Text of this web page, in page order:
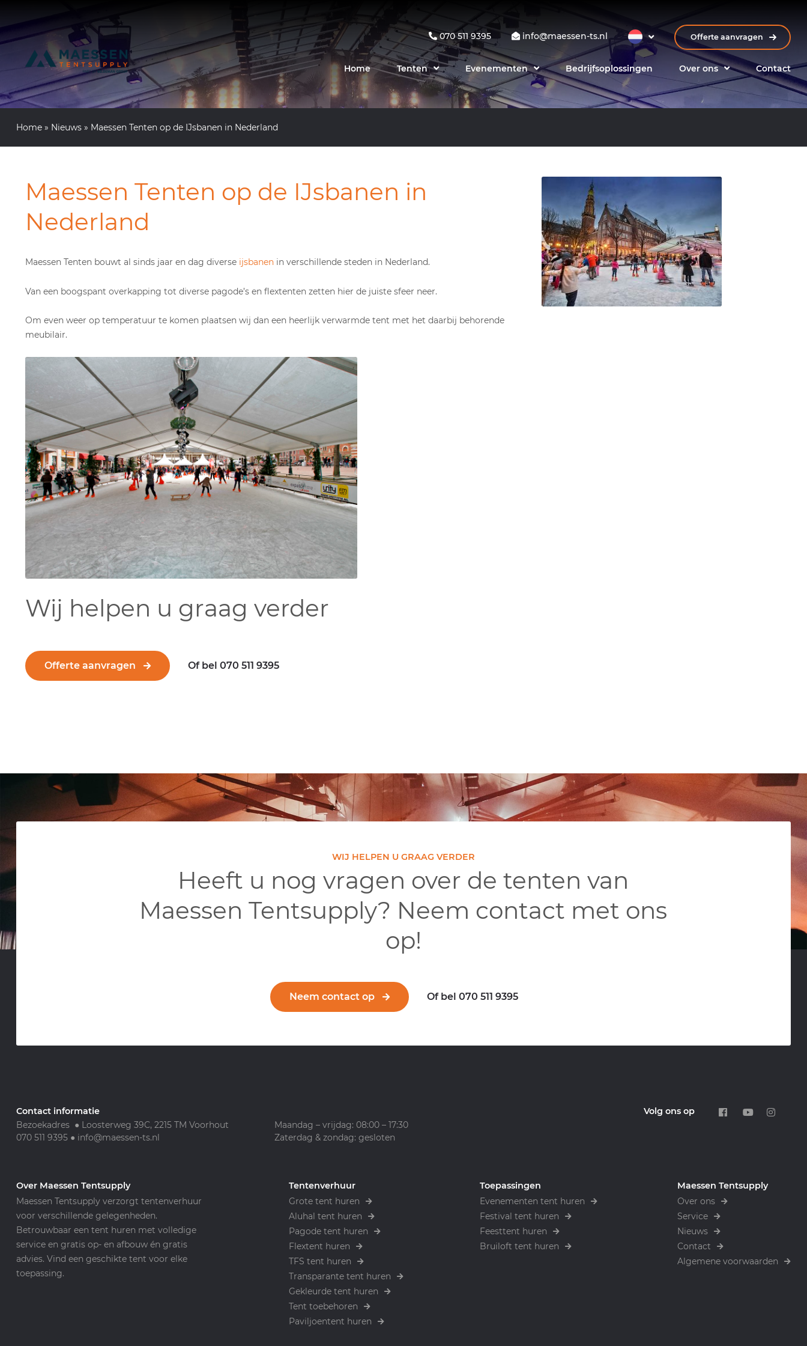
070 511 9395 info@maessen-ts.nl Offerte aanvragen
Home Tenten Evenementen Bedrijfsoplossingen Over ons Contact
Home» Nieuws» Maessen Tenten op de IJsbanen in Nederland
Maessen Tenten op de IJsbanen in
Nederland
Maessen Tenten bouwt al sinds jaar en dag diverse ijsbanenin verschillende steden in Nederland.
Van een boogspant overkapping tot diverse pagode’s en flextenten zetten hier de juiste sfeer neer.
Om even weer op temperatuur te komen plaatsen wij dan een heerlijk verwarmde tent met het daarbij behorende
meubilair.
Wij helpen u graag verder
Offerte aanvragen Of bel 070 511 9395
WIJ HELPEN U GRAAG VERDER
Heeft u nog vragen over de tenten van
Maessen Tentsupply? Neem contact met ons
op!
Neem contact op Of bel 070 511 9395
Contact informatie
Bezoekadres ● Loosterweg 39C, 2215 TM Voorhout
070 511 9395● info@maessen-ts.nl
Maandag – vrijdag: 08:00 – 17:30
Zaterdag & zondag: gesloten
Volg ons op
Over Maessen Tentsupply
Maessen Tentsupply verzorgt tentenverhuur
voor verschillende gelegenheden.
Betrouwbaar een tent huren met volledige
service en gratis op- en afbouw én gratis
advies. Vind een geschikte tent voor elke
toepassing.
Tentenverhuur
Grote tent huren
Aluhal tent huren
Pagode tent huren
Flextent huren
TFS tent huren
Transparante tent huren
Gekleurde tent huren
Tent toebehoren
Paviljoentent huren
Toepassingen
Evenementen tent huren
Festival tent huren
Feesttent huren
Bruiloft tent huren
Maessen Tentsupply
Over ons
Service
Nieuws
Contact
Algemene voorwaarden